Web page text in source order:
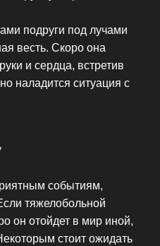
подруги под лучами
весть. Скоро она
и сердца, встретив
наладится ситуация с
событиям,
тяжелобольной
он отойдет в мир иной,
стоит ожидать